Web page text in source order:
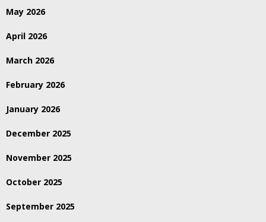
May 2026
April 2026
March 2026
February 2026
January 2026
December 2025
November 2025
October 2025
September 2025